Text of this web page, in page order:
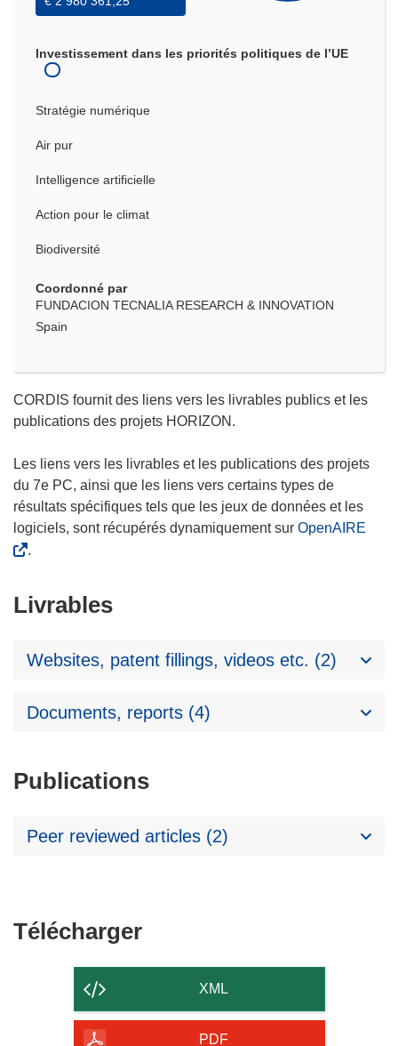
Investissement dans les priorités politiques de l’UE
Stratégie numérique
Air pur
Intelligence artificielle
Action pour le climat
Biodiversité
Coordonné par
FUNDACION TECNALIA RESEARCH & INNOVATION
Spain
CORDIS fournit des liens vers les livrables publics et les
publications des projets HORIZON.
Les liens vers les livrables et les publications des projets
du 7e PC, ainsi que les liens vers certains types de
résultats spécifiques tels que les jeux de données et les
logiciels, sont récupérés dynamiquement sur OpenAIRE
.
Livrables
Websites, patent fillings, videos etc. (2)
Documents, reports (4)
Publications
Peer reviewed articles (2)
TéléchargerTélécharger
contenu
de
XML
PDF